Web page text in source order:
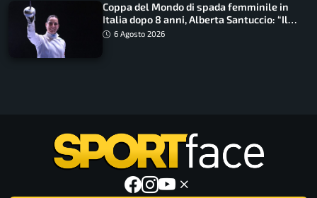
Coppa del Mondo di spada femminile in
Italia dopo 8 anni, Alberta Santuccio: “Il
lavoro dà sempre i suoi frutti”
6 Agosto 2026